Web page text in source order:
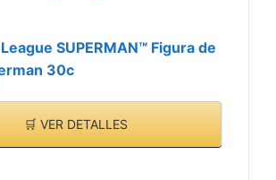
SUPERMAN™ Figura de
30c
🛒 VER DETALLES